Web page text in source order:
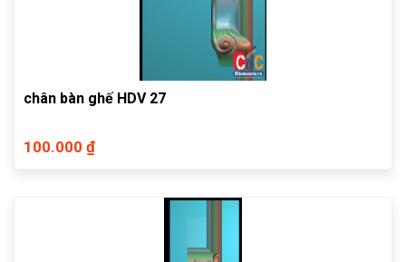
chân bàn ghế HDV 27
100.000 ₫